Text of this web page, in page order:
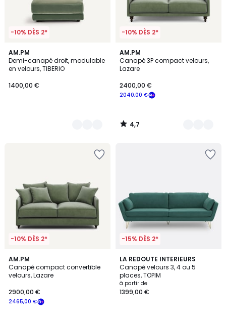
-10% DÈS 2*
AM.PM
Demi-canapé droit, modulable
en velours, TIBERIO
1400,00 €
14
Couleurs
-10% DÈS 2*
AM.PM
Canapé 3P compact velours,
Lazare
2040,00 €
2400,00 €
4,7
/ 5
16
Couleurs
4,7
/
-10% DÈS 2*
AM.PM
Canapé compact convertible
velours, Lazare
2465,00 €
2900,00 €
4,5
/ 5
16
Couleurs
-15% DÈS 2*
LA REDOUTE INTERIEURS
Canapé velours 3, 4 ou 5
places, TOPIM
à partir de
1399,00 €
4,1
/ 5
6
Couleurs